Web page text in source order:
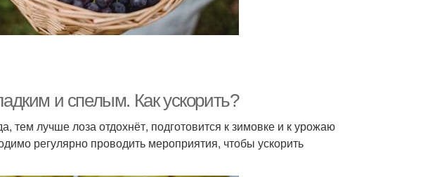
и спелым. Как ускорить?
тем лучше лоза отдохнёт, подготовится к зимовке и к урожаю
регулярно проводить мероприятия, чтобы ускорить